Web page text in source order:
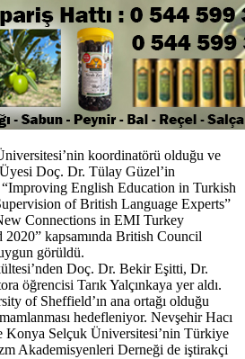
koordinatörü olduğu ve
Doç. Dr. Tülay Güzel’in
English Education in Turkish
of British Language Experts”
Connections in EMI Turkey
2020” kapsamında British Council
görüldü.
Doç. Dr. Bekir Eşitti, Dr.
öğrencisi Tarık Yalçınkaya yer aldı.
of Sheffield’ın ana ortağı olduğu
hedefleniyor. Nevşehir Hacı
Konya Selçuk Üniversitesi’nin Türkiye
Akademisyenleri Derneği de iştirakçi